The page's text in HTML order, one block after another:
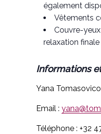
également
Vêtements
Couvre-
relaxation
Informations
Yana
Email :
Téléphone : +32